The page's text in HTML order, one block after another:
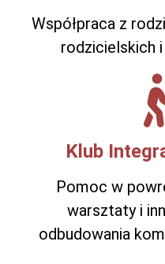
Współpraca z
rodzicielskich
Klub
Pomoc w
warsztaty i
odbudowania